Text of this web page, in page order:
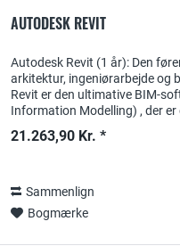
AUTODESK REVIT
Autodesk Revit (1 år): Den
arkitektur, ingeniørarbejde og
Revit er den ultimative BIM-
Information Modelling) , der er
21.263,90 Kr. *
Sammenlign
Bogmærke